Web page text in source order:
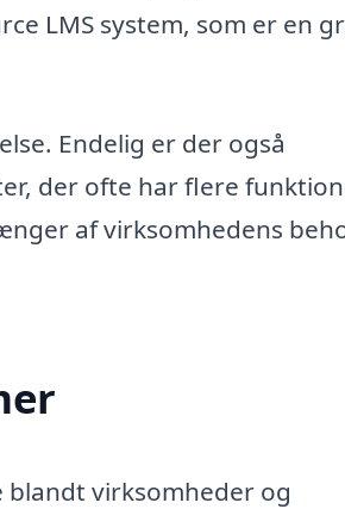
LMS system, som er en
Endelig er der også
der ofte har flere
af virksomhedens
virksomheder og